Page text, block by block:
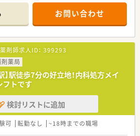
店舗展開をしています！
名体制です。
し、子育てにも理解があります。
お問い合わせ
薬剤師求人ID： 399293
薬局
】駅徒歩7分の好立地！内科処方メイ
フトです
検討リストに追加
可 転勤なし ~18時までの職場